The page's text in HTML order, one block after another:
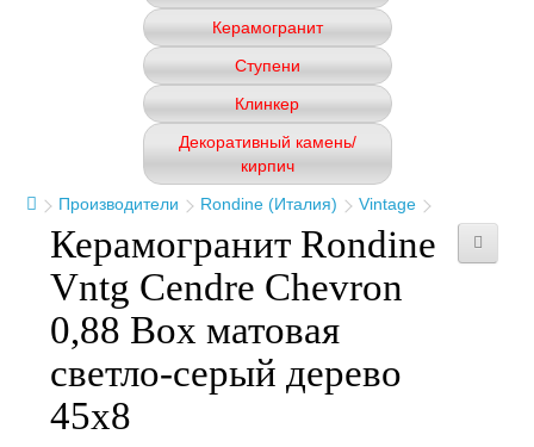
Керамогранит
Ступени
Клинкер
Декоративный камень/
кирпич
Производители
Rondine (Италия) Vintage
Керамогранит Rondine
Vntg Cendre Chevron
0,88 Box матовая
светло-серый дерево
45x8